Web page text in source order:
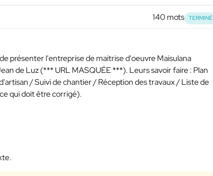
140 mots TERMINÉ
présenter l'entreprise de maitrise d'oeuvre Maisulana
de Luz (*** URL MASQUÉE ***). Leurs savoir faire : Plan
/ Suivi de chantier / Réception des travaux / Liste de
qui doit être corrigé).